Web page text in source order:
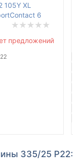
105Y XL
6
предложений
335/25 Р22: